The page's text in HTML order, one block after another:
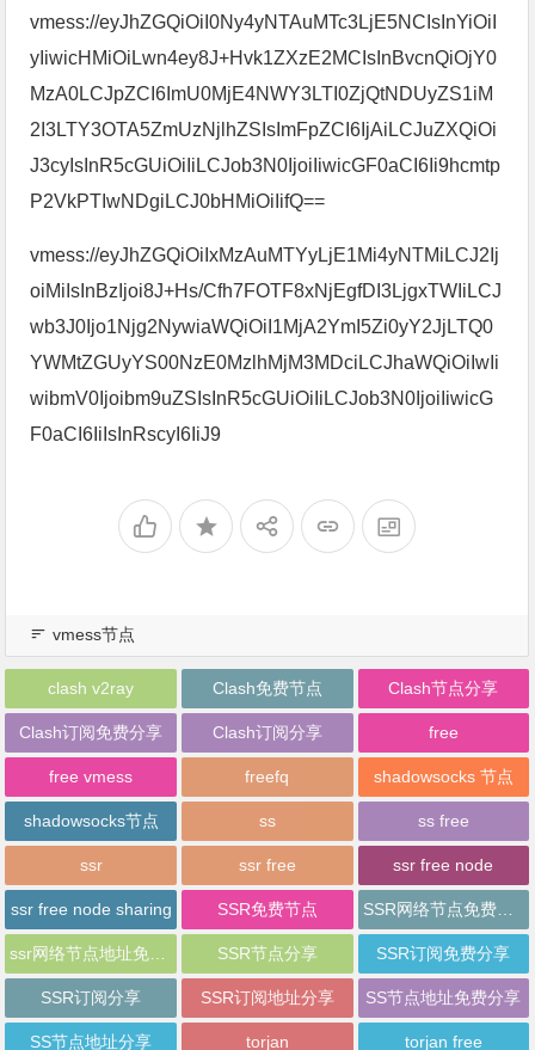
vmess://eyJhZGQiOiI0Ny4yNTAuMTc3LjE5NCIsInYiOiI
yIiwicHMiOiLwn4ey8J+Hvk1ZXzE2MCIsInBvcnQiOjY0
MzA0LCJpZCI6ImU0MjE4NWY3LTI0ZjQtNDUyZS1iM
2I3LTY3OTA5ZmUzNjlhZSIsImFpZCI6IjAiLCJuZXQiOi
J3cyIsInR5cGUiOiIiLCJob3N0IjoiIiwicGF0aCI6Ii9hcmtp
P2VkPTIwNDgiLCJ0bHMiOiIifQ==
vmess://eyJhZGQiOiIxMzAuMTYyLjE1Mi4yNTMiLCJ2Ij
oiMiIsInBzIjoi8J+Hs/Cfh7FOTF8xNjEgfDI3LjgxTWIiLCJ
wb3J0Ijo1Njg2NywiaWQiOiI1MjA2YmI5Zi0yY2JjLTQ0
YWMtZGUyYS00NzE0MzlhMjM3MDciLCJhaWQiOiIwIi
wibmV0Ijoibm9uZSIsInR5cGUiOiIiLCJob3N0IjoiIiwicG
F0aCI6IiIsInRscyI6IiJ9
vmess节点
clash v2ray Clash免费节点 Clash节点分享
Clash订阅免费分享 Clash订阅分享 free
free vmess freefq shadowsocks 节点
shadowsocks节点 ss ss free
ssr ssr free ssr free node
ssr free node sharing SSR免费节点 SSR网络节点免费分享
SSR节点分享 SSR订阅免费分享
SSR订阅分享 SSR订阅地址分享 SS节点地址免费分享
SS节点地址分享 torjan torjan free